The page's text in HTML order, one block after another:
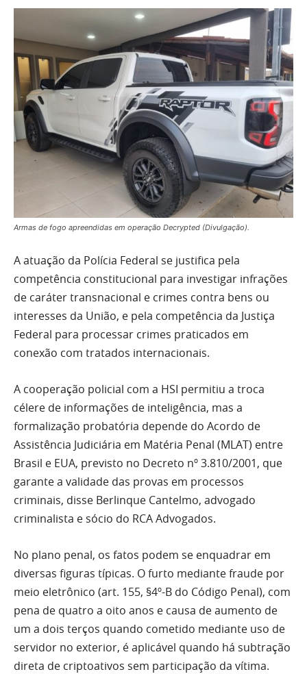
Armas de fogo apreendidas em operação Decrypted (Divulgação).
A atuação da Polícia Federal se justifica pela
competência constitucional para investigar infrações
de caráter transnacional e crimes contra bens ou
interesses da União, e pela competência da Justiça
Federal para processar crimes praticados em
conexão com tratados internacionais.
A cooperação policial com a HSI permitiu a troca
célere de informações de inteligência, mas a
formalização probatória depende do Acordo de
Assistência Judiciária em Matéria Penal (MLAT) entre
Brasil e EUA, previsto no Decreto nº 3.810/2001, que
garante a validade das provas em processos
criminais, disse Berlinque Cantelmo, advogado
criminalista e sócio do RCA Advogados.
No plano penal, os fatos podem se enquadrar em
diversas figuras típicas. O furto mediante fraude por
meio eletrônico (art. 155, §4º-B do Código Penal), com
pena de quatro a oito anos e causa de aumento de
um a dois terços quando cometido mediante uso de
servidor no exterior, é aplicável quando há subtração
direta de criptoativos sem participação da vítima.